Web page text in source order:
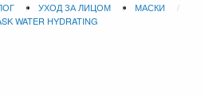
УХОД ЗА ЛИЦОМ
МАСКИ
WATER HYDRATING